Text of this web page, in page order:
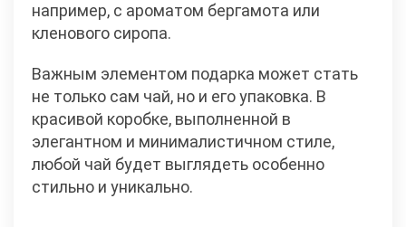
например, с ароматом бергамота или
кленового сиропа.
Важным элементом подарка может стать
не только сам чай, но и его упаковка. В
красивой коробке, выполненной в
элегантном и минималистичном стиле,
любой чай будет выглядеть особенно
стильно и уникально.